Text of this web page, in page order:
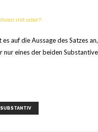
auf die Aussage des Satzes
eines der beiden
SUBSTANTIV